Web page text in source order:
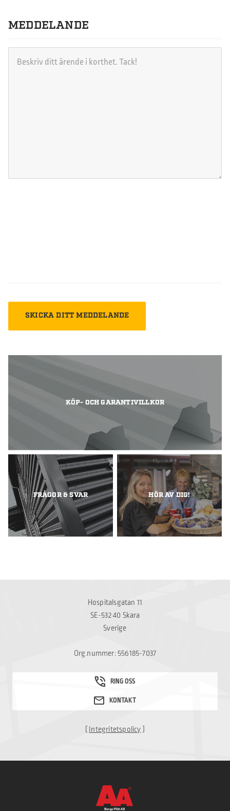
MEDDELANDE
KÖP- OCH GARANTIVILLKOR
FRÅGOR & SVAR HÖR AV DIG!
Hospitalsgatan 11
SE-532 40 Skara
Sverige
Org.nummer: 556185-7037
[Integritetspolicy]